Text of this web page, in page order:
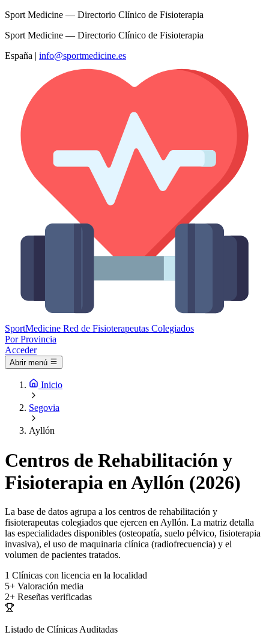
Sport Medicine — Directorio Clínico de Fisioterapia
Sport Medicine — Directorio Clínico de Fisioterapia
España | info@sportmedicine.es
SportMedicine Red de Fisioterapeutas Colegiados
Por Provincia
Acceder
Abrir menú
Inicio
Segovia
Ayllón
Centros de Rehabilitación y
Fisioterapia en Ayllón (2026)
La base de datos agrupa a los centros de rehabilitación y
fisioterapeutas colegiados que ejercen en Ayllón. La matriz detalla
las especialidades disponibles (osteopatía, suelo pélvico, fisioterapia
invasiva), el uso de maquinaria clínica (radiofrecuencia) y el
volumen de pacientes tratados.
1 Clínicas con licencia en la localidad
5+ Valoración media
2+ Reseñas verificadas
Listado de Clínicas Auditadas